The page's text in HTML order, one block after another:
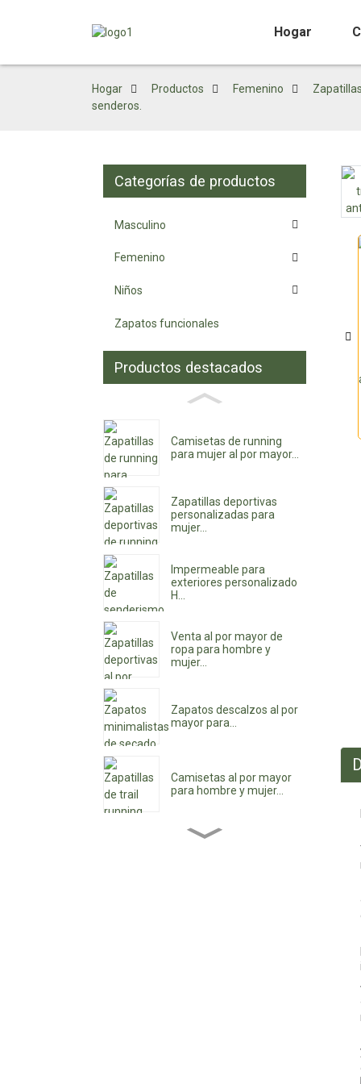
Hogar
Hogar Productos Femenino
senderos.
Categorías de productos
Masculino
Femenino
Niños
Zapatos funcionales
Productos destacados
Camisetas de running
para mujer al por mayor...
Zapatillas deportivas
personalizadas para
mujer...
Impermeable para
exteriores personalizado
H...
Venta al por mayor de
ropa para hombre y
mujer...
Zapatos descalzos al por
mayor para...
Camisetas al por mayor
para hombre y mujer...